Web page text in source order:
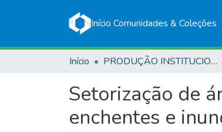
Início Comunidades & Coleções
Início PRODUÇÃO INSTITUCIONAL
Setorização de
enchentes e